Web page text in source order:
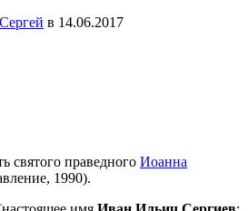
в 14.06.2017
святого праведного Иоанна
1990).